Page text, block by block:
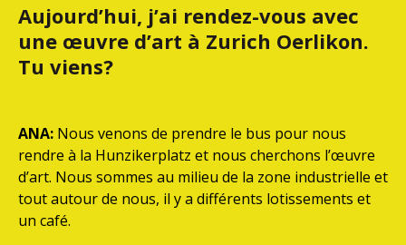
Aujourd’hui, j’ai rendez-vous avec
une œuvre d’art à Zurich Oerlikon.
Tu viens?
ANA: Nous venons de prendre le bus pour nous
rendre à la Hunzikerplatz et nous cherchons l’œuvre
d’art. Nous sommes au milieu de la zone industrielle et
tout autour de nous, il y a différents lotissements et
un café.